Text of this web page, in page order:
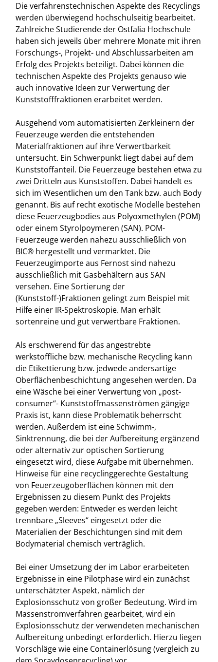
Die verfahrenstechnischen Aspekte des Recyclings
werden überwiegend hochschulseitig bearbeitet.
Zahlreiche Studierende der Ostfalia Hochschule
haben sich jeweils über mehrere Monate mit ihren
Forschungs-, Projekt- und Abschlussarbeiten am
Erfolg des Projekts beteiligt. Dabei können die
technischen Aspekte des Projekts genauso wie
auch innovative Ideen zur Verwertung der
Kunststofffraktionen erarbeitet werden.
Ausgehend vom automatisierten Zerkleinern der
Feuerzeuge werden die entstehenden
Materialfraktionen auf ihre Verwertbarkeit
untersucht. Ein Schwerpunkt liegt dabei auf dem
Kunststoffanteil. Die Feuerzeuge bestehen etwa zu
zwei Dritteln aus Kunststoffen. Dabei handelt es
sich im Wesentlichen um den Tank bzw. auch Body
genannt. Bis auf recht exotische Modelle bestehen
diese Feuerzeugbodies aus Polyoxmethylen (POM)
oder einem Styrolpoymeren (SAN). POM-
Feuerzeuge werden nahezu ausschließlich von
BIC® hergestellt und vermarktet. Die
Feuerzeugimporte aus Fernost sind nahezu
ausschließlich mit Gasbehältern aus SAN
versehen. Eine Sortierung der
(Kunststoff-)Fraktionen gelingt zum Beispiel mit
Hilfe einer IR-Spektroskopie. Man erhält
sortenreine und gut verwertbare Fraktionen.
Als erschwerend für das angestrebte
werkstoffliche bzw. mechanische Recycling kann
die Etikettierung bzw. jedwede andersartige
Oberflächenbeschichtung angesehen werden. Da
eine Wäsche bei einer Verwertung von „post-
consumer“- Kunststoffmassenströmen gängige
Praxis ist, kann diese Problematik beherrscht
werden. Außerdem ist eine Schwimm-,
Sinktrennung, die bei der Aufbereitung ergänzend
oder alternativ zur optischen Sortierung
eingesetzt wird, diese Aufgabe mit übernehmen.
Hinweise für eine recyclinggerechte Gestaltung
von Feuerzeugoberflächen können mit den
Ergebnissen zu diesem Punkt des Projekts
gegeben werden: Entweder es werden leicht
trennbare „Sleeves“ eingesetzt oder die
Materialien der Beschichtungen sind mit dem
Bodymaterial chemisch verträglich.
Bei einer Umsetzung der im Labor erarbeiteten
Ergebnisse in eine Pilotphase wird ein zunächst
unterschätzter Aspekt, nämlich der
Explosionsschutz von großer Bedeutung. Wird im
Massenstromverfahren gearbeitet, wird ein
Explosionsschutz der verwendeten mechanischen
Aufbereitung unbedingt erforderlich. Hierzu liegen
Vorschläge wie eine Containerlösung (vergleich zu